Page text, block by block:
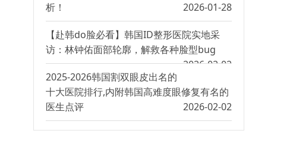
析！
2026-01-28
【赴韩do脸必看】韩国ID整形医院实地采
访：林钟佑面部轮廓，解救各种脸型bug
2026-02-02
2025-2026韩国割双眼皮出名的
十大医院排行,内附韩国高难度眼修复有名的
医生点评
2026-02-02